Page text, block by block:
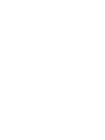
心捐赠
总会
总会